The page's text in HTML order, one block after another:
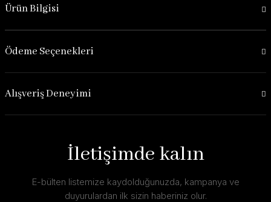
Ürün Bilgisi
Ödeme Seçenekleri
Alışveriş Deneyimi
İletişimde kalın
E-bülten listemize kaydolduğunuzda, kampanya ve
duyurulardan ilk sizin haberiniz olur.